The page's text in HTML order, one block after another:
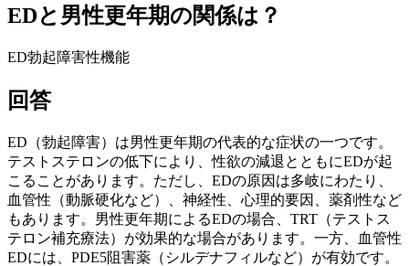
EDと男性更年期の関係は？
ED勃起障害性機能
回答
ED（勃起障害）は男性更年期の代表的な症状の一つです。
テストステロンの低下により、性欲の減退とともにEDが起
こることがあります。ただし、EDの原因は多岐にわたり、
血管性（動脈硬化など）、神経性、心理的要因、薬剤性など
もあります。男性更年期によるEDの場合、TRT（テストス
テロン補充療法）が効果的な場合があります。一方、血管性
EDには、PDE5阻害薬（シルデナフィルなど）が有効です。